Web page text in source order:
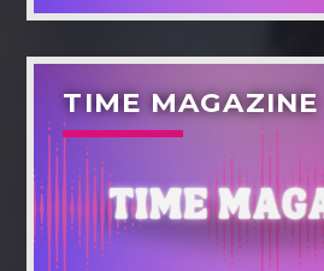
TIME MAGAZINE